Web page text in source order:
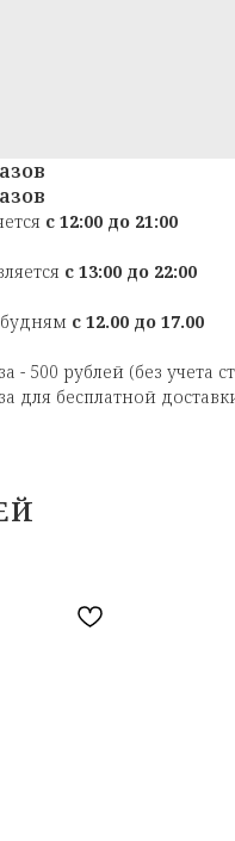
с 12:00 до 21:00
с 13:00 до 22:00
с 12.00 до 17.00
500 рублей (без учета
для бесплатной